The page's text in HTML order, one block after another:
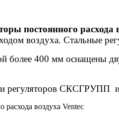
постоянного расхода
воздуха. Стальные
более 400 мм оснащены
регуляторов СКСГРУПП и